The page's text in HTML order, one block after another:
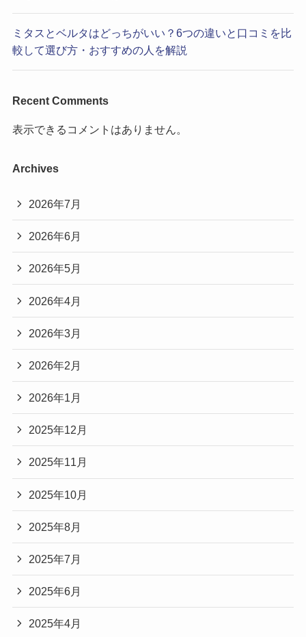
ミタスとベルタはどっちがいい？6つの違いと口コミを比
較して選び方・おすすめの人を解説
Recent Comments
表示できるコメントはありません。
Archives
2026年7月
2026年6月
2026年5月
2026年4月
2026年3月
2026年2月
2026年1月
2025年12月
2025年11月
2025年10月
2025年8月
2025年7月
2025年6月
2025年4月